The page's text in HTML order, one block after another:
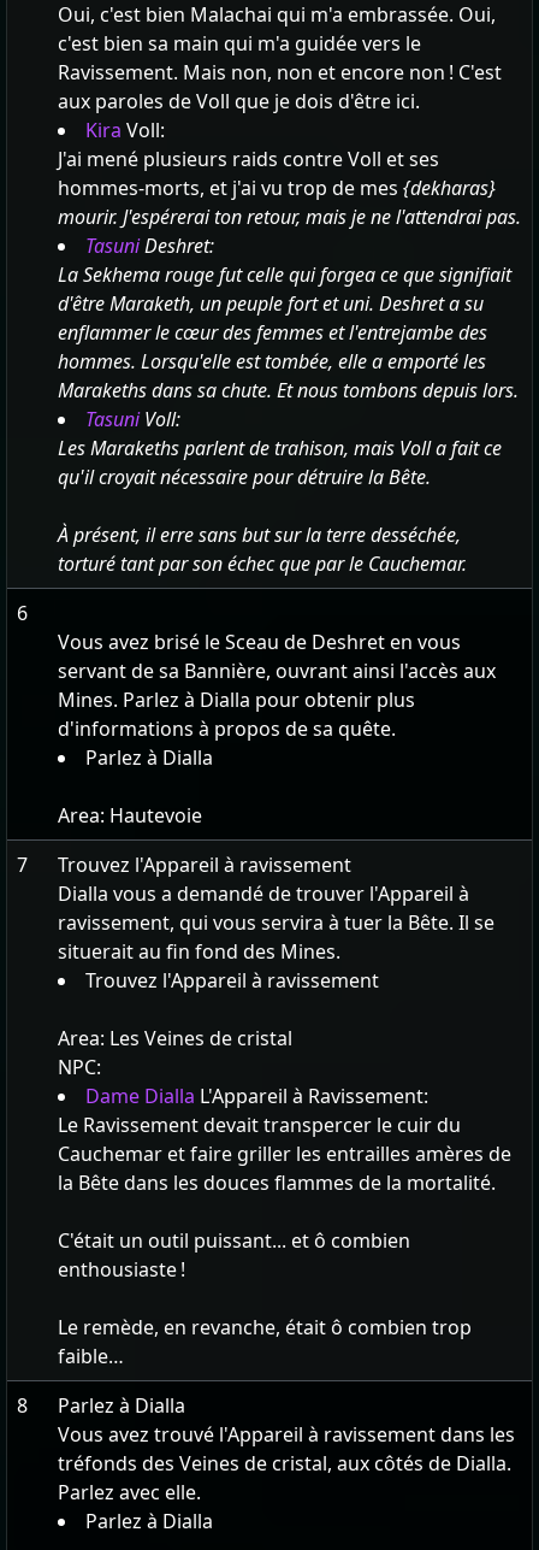
Oui, c'est bien Malachai qui m'a embrassée. Oui,
c'est bien sa main qui m'a guidée vers le
Ravissement. Mais non, non et encore non ! C'est
aux paroles de Voll que je dois d'être ici.
Kira Voll:
J'ai mené plusieurs raids contre Voll et ses
hommes-morts, et j'ai vu trop de mes {dekharas}
mourir. J'espérerai ton retour, mais je ne l'attendrai pas.
TasuniDeshret:
La Sekhema rouge fut celle qui forgea ce que signifiait
d'être Maraketh, un peuple fort et uni. Deshret a su
enflammer le cœur des femmes et l'entrejambe des
hommes. Lorsqu'elle est tombée, elle a emporté les
Marakeths dans sa chute. Et nous tombons depuis lors.
TasuniVoll:
Les Marakeths parlent de trahison, mais Voll a fait ce
qu'il croyait nécessaire pour détruire la Bête.
À présent, il erre sans but sur la terre desséchée,
torturé tant par son échec que par le Cauchemar.
6
Vous avez brisé le Sceau de Deshret en vous
servant de sa Bannière, ouvrant ainsi l'accès aux
Mines. Parlez à Dialla pour obtenir plus
d'informations à propos de sa quête.
Parlez à Dialla
Area: Hautevoie
7
Trouvez l'Appareil à ravissement
Dialla vous a demandé de trouver l'Appareil à
ravissement, qui vous servira à tuer la Bête. Il se
situerait au fin fond des Mines.
Trouvez l'Appareil à ravissement
Area: Les Veines de cristal
NPC:
Dame Dialla L'Appareil à Ravissement:
Le Ravissement devait transpercer le cuir du
Cauchemar et faire griller les entrailles amères de
la Bête dans les douces flammes de la mortalité.
C'était un outil puissant... et ô combien
enthousiaste !
Le remède, en revanche, était ô combien trop
faible…
8
Parlez à Dialla
Vous avez trouvé l'Appareil à ravissement dans les
tréfonds des Veines de cristal, aux côtés de Dialla.
Parlez avec elle.
Parlez à Dialla